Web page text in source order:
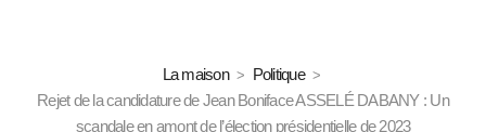
La maison
Politique
Rejet de la candidature de Jean Boniface ASSELÉ DABANY : Un
scandale en amont de l’élection présidentielle de 2023